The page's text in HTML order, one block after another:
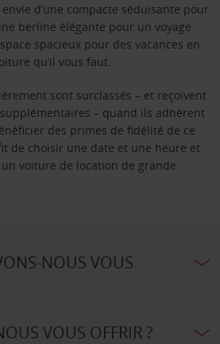
d’une compacte séduisante pour
berline élégante pour un voyage
spacieux pour des vacances en
qu’il vous faut.
sont surclassés – et reçoivent
– quand ils adhèrent
des primes de fidélité de ce
de choisir une date et une heure et
voiture de location de grande
NOUS VOUS
VOUS OFFRIR ?